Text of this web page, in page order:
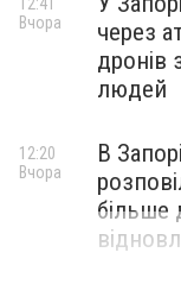
через
дронів
людей
Вчора
В
більше
12:20
Вчора